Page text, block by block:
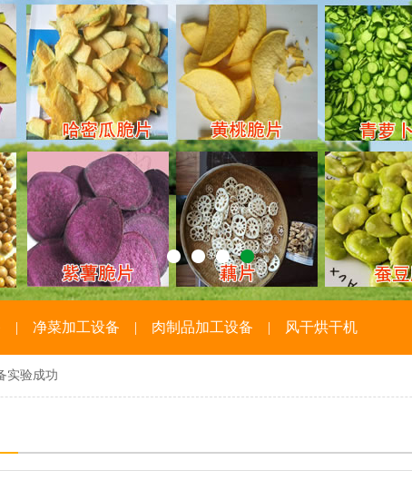
| 净菜加工设备 | 肉制品加工设备 | 风干烘干机
实验成功